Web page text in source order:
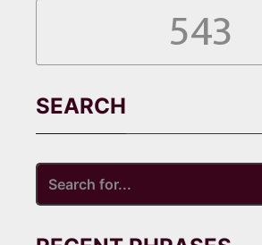
543
SEARCH
Search